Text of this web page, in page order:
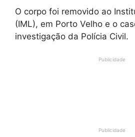
O corpo foi removido ao
(IML), em Porto Velho e o
investigação da Polícia Civil.
Publicidade
Publicidade